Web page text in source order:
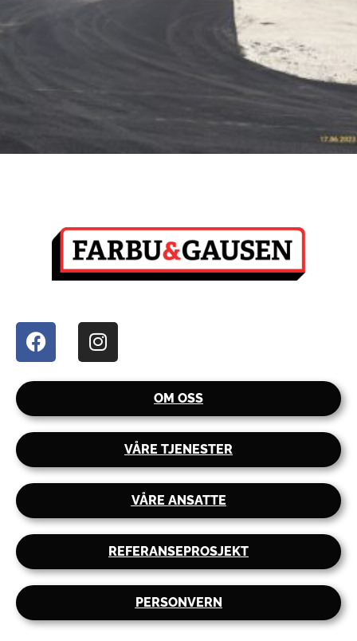
OM OSS
VÅRE TJENESTER
VÅRE ANSATTE
REFERANSEPROSJEKT
PERSONVERN